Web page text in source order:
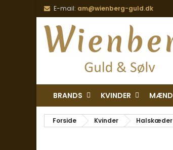
E-mail: am@wienberg-guld.dk
BRANDS KVINDER MÆND
Forside Kvinder Halskæder